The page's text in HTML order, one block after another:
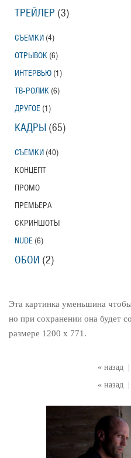
« назад
« назад
Эта картинка уменьшина
но при сохранении она будет
размере 1200 x 771.
ТРЕЙЛЕР (3)
СЪЕМКИ (4)
ОТРЫВОК (6)
ИНТЕРВЬЮ (1)
ТВ-РОЛИК (6)
ДРУГОЕ (1)
КАДРЫ (65)
СЪЕМКИ (40)
КОНЦЕПТ
ПРОМО
ПРЕМЬЕРА
СКРИНШОТЫ
NUDE (6)
ОБОИ (2)